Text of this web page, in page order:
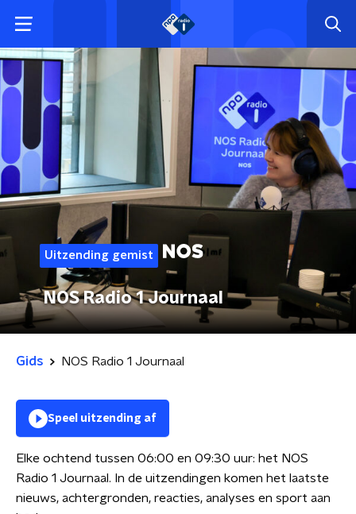
Uitzending gemist
NOS Radio 1 Journaal
Gids NOS Radio 1 Journaal
Speel uitzending af
Elke ochtend tussen 06:00 en 09:30 uur: het NOS
Radio 1 Journaal. In de uitzendingen komen het laatste
nieuws, achtergronden, reacties, analyses en sport aan